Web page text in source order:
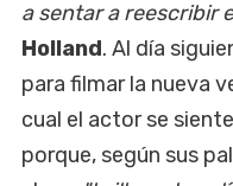
a sentar a reescribir
Holland. Al día
para filmar la nueva
cual el actor se
porque, según sus